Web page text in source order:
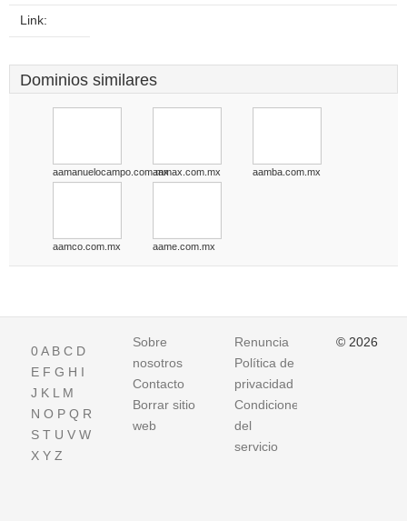
Link:
Dominios similares
aamanuelocampo.com.mxaamax.com.mx aamba.com.mx
aamco.com.mx aame.com.mx
0A B C D
E F G H I
J K L M
N O P Q R
S T U V W
X Y Z
Sobre
nosotros
Contacto
Borrar sitio
web
Renuncia
Política de
privacidad
Condiciones
del
servicio
© 2026